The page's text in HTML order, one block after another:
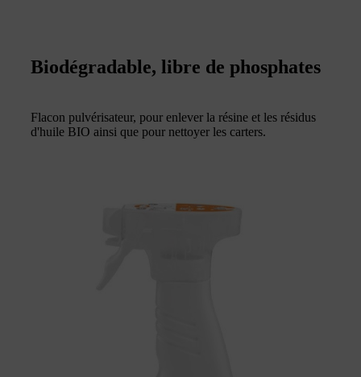
Biodégradable, libre de phosphates
Flacon pulvérisateur, pour enlever la résine et les résidus
d'huile BIO ainsi que pour nettoyer les carters.